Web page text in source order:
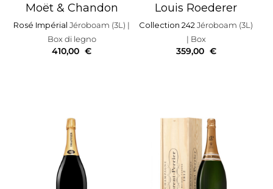
Moët & Chandon
Rosé ImpérialJéroboam (3L) |
Box di legno
410,00 €
Louis Roederer
Collection 242 Jéroboam (3L)
| Box
359,00 €